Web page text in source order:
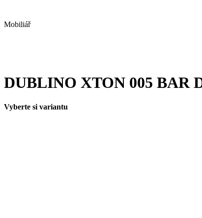
Mobiliář
DUBLINO XTON 005 BAR
Vyberte si variantu